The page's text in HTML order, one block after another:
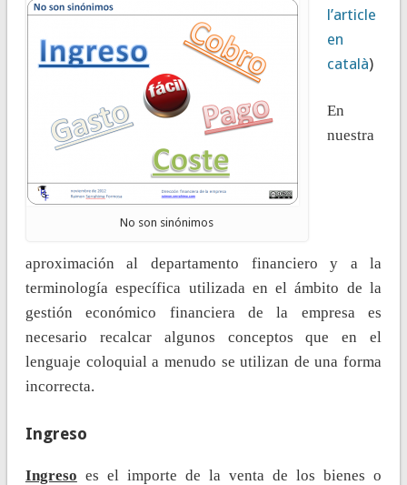
No son sinónimos
l’article
en
català)
En
nuestra
aproximación al departamento financiero y a la
terminología específica utilizada en el ámbito de la
gestión económico financiera de la empresa es
necesario recalcar algunos conceptos que en el
lenguaje coloquial a menudo se utilizan de una forma
incorrecta.
Ingreso
Ingreso es el importe de la venta de los bienes o